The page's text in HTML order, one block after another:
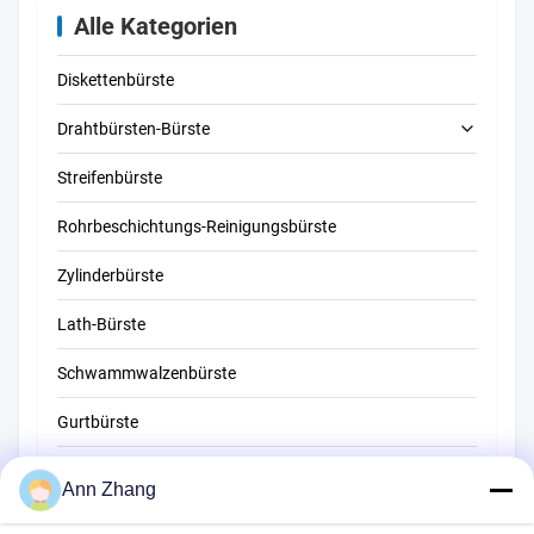
Alle Kategorien
Diskettenbürste
Drahtbürsten-Bürste
Rohrreinigungsbürste
Strohreinigungsbürste
Streifenbürste
Rohrbeschichtungs-Reinigungsbürste
Zylinderbürste
Lath-Bürste
Schwammwalzenbürste
Gurtbürste
Kehrerpinsel
Ann Zhang